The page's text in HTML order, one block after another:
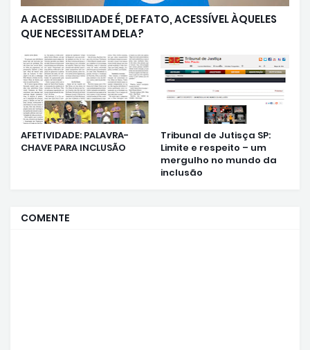
A ACESSIBILIDADE É, DE FATO, ACESSÍVEL ÀQUELES
QUE NECESSITAM DELA?
AFETIVIDADE: PALAVRA-
CHAVE PARA INCLUSÃO
Tribunal de Jutisça SP:
Limite e respeito – um
mergulho no mundo da
inclusão
COMENTE